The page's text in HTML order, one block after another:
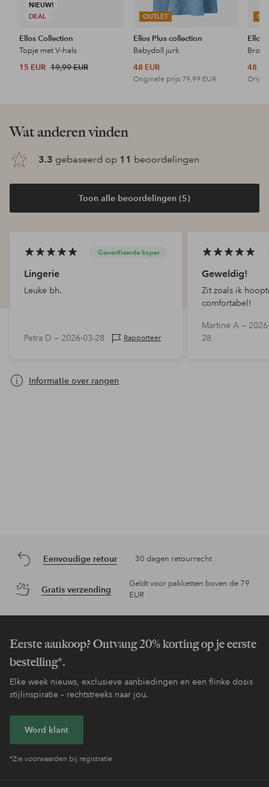
NIEUW!
DEAL
Ellos Collection
Topje met V-hals
15 EUR 19,99 EUR
OUTLET
Ellos Plus collection
Babydoll jurk
48 EUR
Originele prijs 79,99 EUR
Ellos
48
Wat anderen vinden
3.3 gebaseerd op 11 beoordelingen
Toon alle beoordelingen (5)
Geverifieerde koper
Lingerie
Leuke bh.
Petra D — 2026-03-28 Rapporteer
Geweldig!
Zit zoals ik
comfortabel!
Martine A —
28
Informatie over rangen
Eenvoudige retour 30 dagen retourrecht
Gratis verzending
Geldt voor pakketten boven de 79
EUR
Eerste aankoop? Ontvang 20% korting op je eerste
bestelling*.
Elke week nieuws, exclusieve aanbiedingen en een flinke dosis
stijlinspiratie – rechtstreeks naar jou.
Word klant
*Zie voorwaarden bij registratie